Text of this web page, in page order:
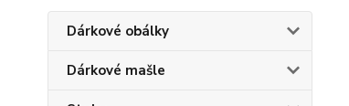
Dárkové obálky
Dárkové mašle